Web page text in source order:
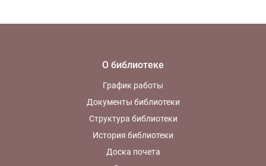
О библиотеке
График работы
Документы библиотеки
Структура библиотеки
История библиотеки
Доска почета